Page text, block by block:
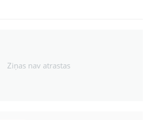
Ziņas nav atrastas